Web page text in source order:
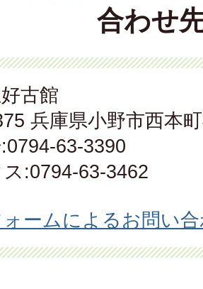
合わせ
古館
兵庫県小野市西本
63-3390
:0794-63-3462
ォームによるお問い